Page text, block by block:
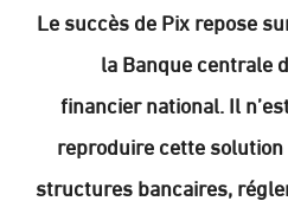
“Le succès de Pix repose
la Banque centrale
financier national. Il
reproduire cette
structures bancaires,